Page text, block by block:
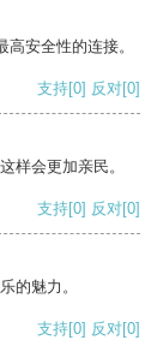
安全性的连接。
支持[0] 反对[0]
样会更加亲民。
支持[0] 反对[0]
的魅力。
支持[0] 反对[0]